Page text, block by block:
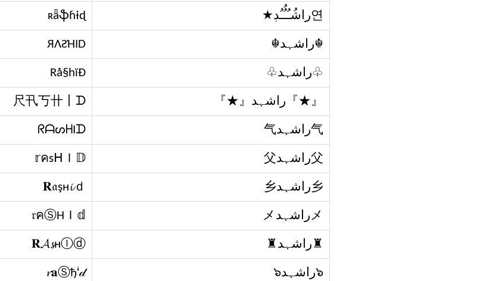
연راشُـُـُُـُڊ★ ʀǟֆɦɨɖ
☬راشہد☬ ЯΛƧΉID
♧راشہد♧ Rå§hïÐ
『★』راشہد『★』 尺卂丂卄丨ᗪ
气راشہد气 ᖇᗩᔕᕼIᗪ
父راشہد父 𝕣คsᕼＩ𝔻
乡راشہد乡 𝐑𝔞şн𝓲ｄ
メراشہدメ 𝔯คⓈĤＩ𝕕
♜راشہد♜ 𝐑𝓐𝓼нⒾⓓ
๖راشہد๖ 𝓻𝐚Ⓢђᶤ𝒹